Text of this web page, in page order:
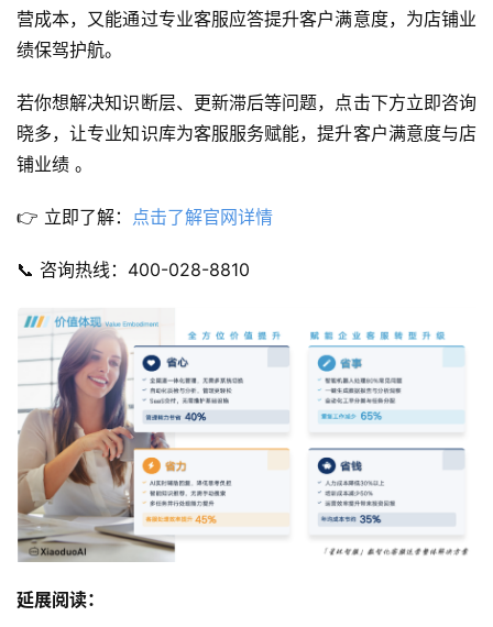
营成本，又能通过专业客服应答提升客户满意度，为店铺业
绩保驾护航。
若你想解决知识断层、更新滞后等问题，点击下方立即咨询
晓多，让专业知识库为客服服务赋能，提升客户满意度与店
铺业绩 。
👉 立即了解： 点击了解官网详情
📞 咨询热线：400-028-8810
延展阅读：